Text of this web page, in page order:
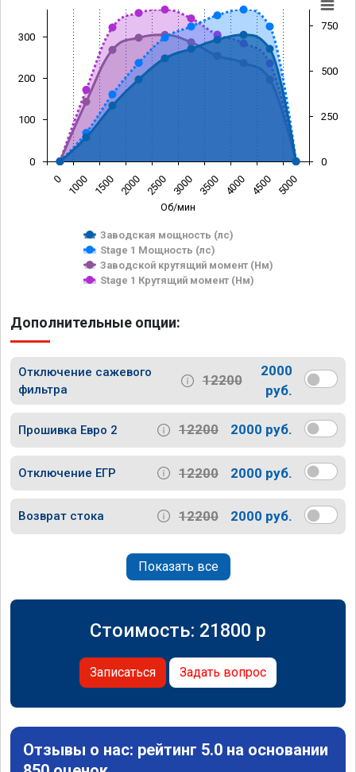
Об/мин
Заводская мощность (лс)
Stage 1 Мощность (лс)
Заводской крутящий момент (Нм)
Stage 1 Крутящий момент (Нм)
0 1000 1500 2000 2500 3000 3500 4000 4500 5000
0
100
200
300
0
250
500
750
Дополнительные опции:
Отключение сажевого
фильтра
12200
2000
руб.
Прошивка Евро 2 12200 2000 руб.
Отключение ЕГР 12200 2000 руб.
Возврат стока 12200 2000 руб.
Показать все
Стоимость: 21800 p
Записаться Задать вопрос
Отзывы о нас: рейтинг 5.0 на основании